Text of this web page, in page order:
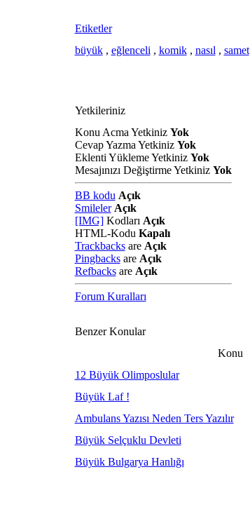
Etiketler
büyük , eğlenceli , komik , nasıl , samet
Yetkileriniz
Konu Acma Yetkiniz Yok
Cevap Yazma Yetkiniz Yok
Eklenti Yükleme Yetkiniz Yok
Mesajınızı Değiştirme Yetkiniz Yok
BB kodu Açık
Smileler Açık
[IMG]Kodları Açık
HTML-Kodu Kapalı
Trackbacksare Açık
Pingbacksare Açık
Refbacksare Açık
Forum Kuralları
Benzer Konular
Konu
12 Büyük Olimposlular
Büyük Laf !
Ambulans Yazısı Neden Ters Yazılır
Büyük Selçuklu Devleti
Büyük Bulgarya Hanlığı